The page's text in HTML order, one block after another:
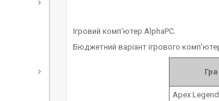
Ігровий комп'ютер AlphaPC.
Бюджетний варіант ігрового
Гра
Apex